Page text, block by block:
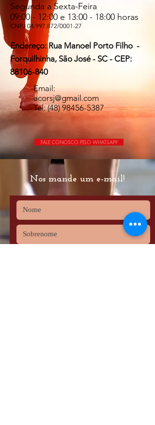
Segunda a Sexta-Feira
09:00 - 12:00 e 13:00 - 18:00 horas
CNPJ 04.997.872/0001-27
Endereço: Rua Manoel Porto Filho -
Forquilhinha, São José - SC - CEP:
88106-840
Email:
acorsj@gmail.com
Tel:(48) 98456-5387
FALE CONOSCO PELO WHATSAPP
Nos mande um e-mail!